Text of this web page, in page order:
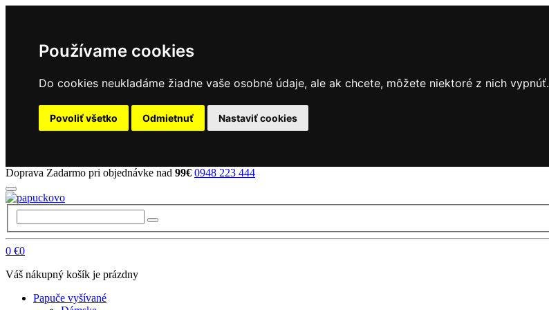
Používame cookies
Do cookies neukladáme žiadne vaše osobné údaje, ale ak chcete, môžete niektoré z nich vypnúť.
Povoliť všetko Odmietnuť Nastaviť cookies
Doprava Zadarmo pri objednávke nad 99€ 0948 223 444
0 €0
Váš nákupný košík je prázdny
Papuče vyšívané